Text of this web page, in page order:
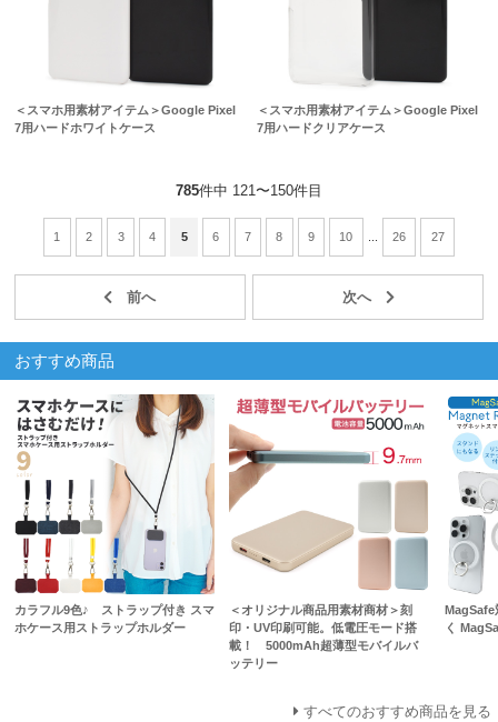
＜スマホ用素材アイテム＞Google Pixel
7用ハードホワイトケース
＜スマホ用素材アイテム＞Google Pixel
7用ハードクリアケース
785件中 121〜150件目
1 2 3 4 5 6 7 8 9 10 26 27
おすすめ商品
カラフル9色♪ ストラップ付き スマ
ホケース用ストラップホルダー
＜オリジナル商品用素材商材＞刻
印・UV印刷可能。低電圧モード搭
載！ 5000mAh超薄型モバイルバ
ッテリー
く
すべてのおすすめ商品を見る